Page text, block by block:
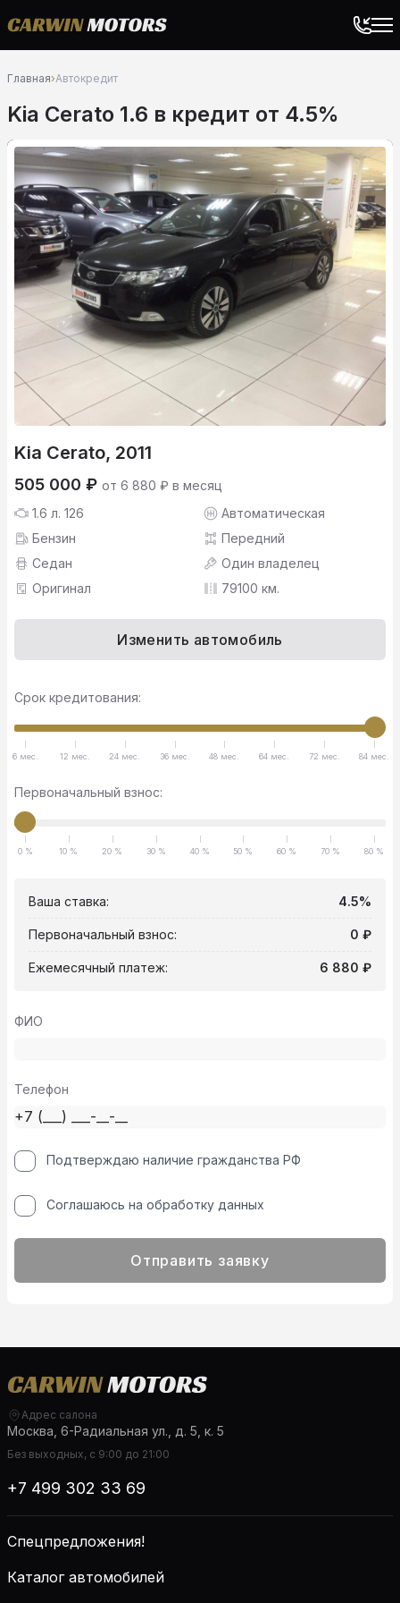
Главная›Автокредит
Kia Cerato 1.6 в кредит от 4.5%
Kia Cerato, 2011
505 000 ₽ от 6 880 ₽ в месяц
1.6 л. 126
Автоматическая
Бензин
Передний
Седан
Один владелец
Оригинал
79100 км.
Изменить автомобиль
Срок кредитования:
6 мес. 12 мес. 24 мес. 36 мес. 48 мес. 64 мес. 72 мес. 84 мес.
Первоначальный взнос:
0 % 10 % 20 % 30 % 40 % 50 % 60 % 70 % 80 %
Ваша ставка: 4.5%
Первоначальный взнос: 0 ₽
Ежемесячный платеж: 6 880 ₽
ФИО
Телефон
Подтверждаю наличие гражданства РФ
Соглашаюсь на обработку данных
Отправить заявку
Адрес салона
Москва, 6-Радиальная ул., д. 5, к. 5
Без выходных, с 9:00 до 21:00
+7 499 302 33 69
Спецпредложения!
Каталог автомобилей